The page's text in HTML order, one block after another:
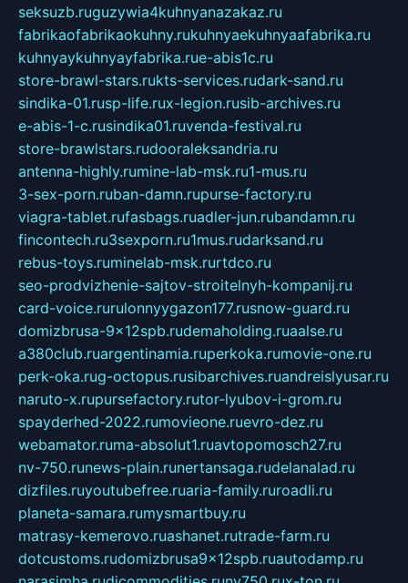
seksuzb.ruguzywia4kuhnyanazakaz.ru
fabrikaofabrikaokuhny.rukuhnyaekuhnyaafabrika.ru
kuhnyaykuhnyayfabrika.rue-abis1c.ru
store-brawl-stars.rukts-services.rudark-sand.ru
sindika-01.rusp-life.rux-legion.rusib-archives.ru
e-abis-1-c.rusindika01.ruvenda-festival.ru
store-brawlstars.rudooraleksandria.ru
antenna-highly.rumine-lab-msk.ru1-mus.ru
3-sex-porn.ruban-damn.rupurse-factory.ru
viagra-tablet.rufasbags.ruadler-jun.rubandamn.ru
fincontech.ru3sexporn.ru1mus.rudarksand.ru
rebus-toys.ruminelab-msk.rurtdco.ru
seo-prodvizhenie-sajtov-stroitelnyh-kompanij.ru
card-voice.rurulonnyygazon177.rusnow-guard.ru
domizbrusa-9x12spb.rudemaholding.ruaalse.ru
a380club.ruargentinamia.ruperkoka.rumovie-one.ru
perk-oka.rug-octopus.rusibarchives.ruandreislyusar.ru
naruto-x.rupursefactory.rutor-lyubov-i-grom.ru
spayderhed-2022.rumovieone.ruevro-dez.ru
webamator.ruma-absolut1.ruavtopomosch27.ru
nv-750.runews-plain.runertansaga.rudelanalad.ru
dizfiles.ruyoutubefree.ruaria-family.ruroadli.ru
planeta-samara.rumysmartbuy.ru
matrasy-kemerovo.ruashanet.rutrade-farm.ru
dotcustoms.rudomizbrusa9x12spb.ruautodamp.ru